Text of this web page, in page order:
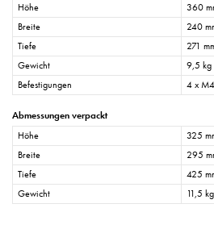
Höhe
360
Breite
240
Tiefe
271
Gewicht
9,5 kg
Befestigungen
4 x M4
Abmessungen verpackt
Höhe
325
Breite
295
Tiefe
425
Gewicht
11,5